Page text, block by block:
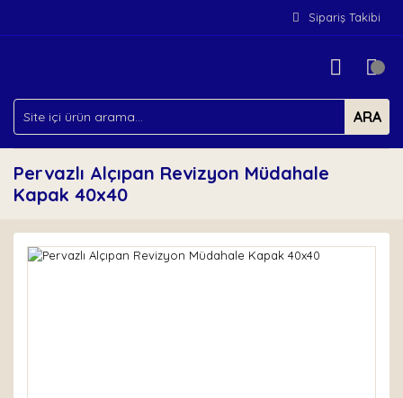
Sipariş Takibi
ARA
Pervazlı Alçıpan Revizyon Müdahale
Kapak 40x40